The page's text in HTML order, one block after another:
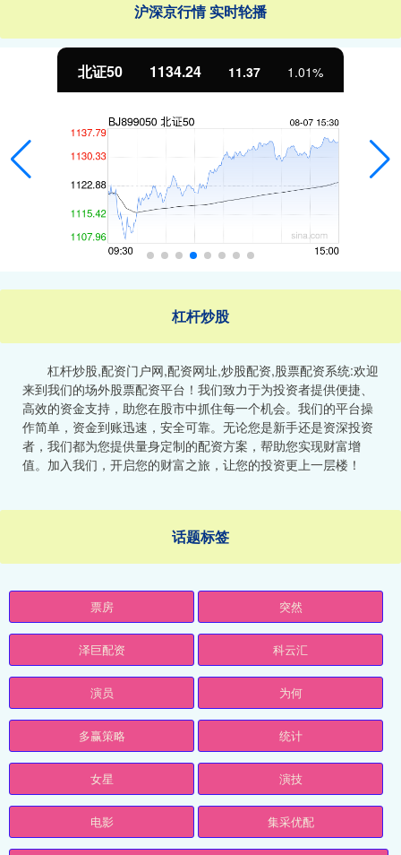
沪深京行情 实时轮播
北证50 1134.24 11.37 1.01%
杠杆炒股
杠杆炒股,配资门户网,配资网址,炒股配资,股票配资系统:欢迎
来到我们的场外股票配资平台！我们致力于为投资者提供便捷、
高效的资金支持，助您在股市中抓住每一个机会。我们的平台操
作简单，资金到账迅速，安全可靠。无论您是新手还是资深投资
者，我们都为您提供量身定制的配资方案，帮助您实现财富增
值。加入我们，开启您的财富之旅，让您的投资更上一层楼！
话题标签
票房 突然
泽巨配资 科云汇
演员 为何
多赢策略 统计
女星 演技
电影 集采优配